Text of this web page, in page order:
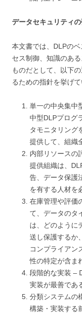
データセキュリティ
本文書では、DLPの
セス制御、知識のあ
ものだとして、以下
るための指針を挙げて
単一の中央集中
中型DLPプログ
タモニタリング
提供して、組織
内部リソースの
提供組織は、
告、データ保護
を有する人材を
在庫管理や評価
て、データのタ
は、どのように
送し保護するか
コンプライアン
性の特定が含ま
段階的な実装 –
実装が最善であ
分類システムの
構築・実装する